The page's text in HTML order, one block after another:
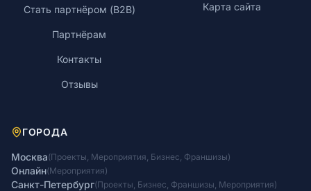
Стать партнёром (B2B)
Партнёрам
Контакты
Отзывы
Карта сайта
ГОРОДА
Москва(Проекты, Мероприятия, Бизнес, Франшизы)
Онлайн(Мероприятия)
Санкт-Петербург(Проекты, Бизнес, Франшизы, Мероприятия)